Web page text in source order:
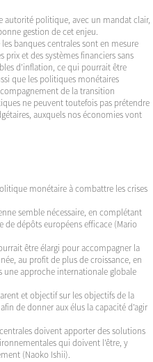
autorité politique, avec un mandat clair,
gestion de cet enjeu.
banques centrales sont en mesure
prix et des systèmes financiers sans
d’inflation, ce qui pourrait être
que les politiques monétaires
de la transition
ne peuvent toutefois pas prétendre
auxquels nos économies vont
monétaire à combattre les crises
semble nécessaire, en complétant
de dépôts européens efficace (Mario
être élargi pour accompagner la
au profit de plus de croissance, en
une approche internationale globale
et objectif sur les objectifs de la
de donner aux élus la capacité d’agir
doivent apporter des solutions
qui doivent l’être, y
(Naoko Ishii).